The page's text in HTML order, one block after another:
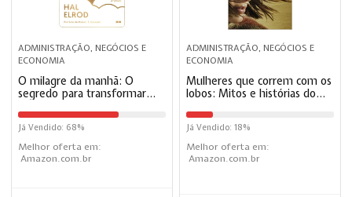
ADMINISTRAÇÃO, NEGÓCIOS E
ECONOMIA
O milagre da manhã: O
segredo para transformar
Já Vendido: 68%
Melhor oferta em:
Amazon.com.br
ADMINISTRAÇÃO, NEGÓCIOS E
ECONOMIA
Mulheres que correm com os
lobos: Mitos e histórias do
Selvagem.
Já Vendido: 18%
Melhor oferta em:
Amazon.com.br